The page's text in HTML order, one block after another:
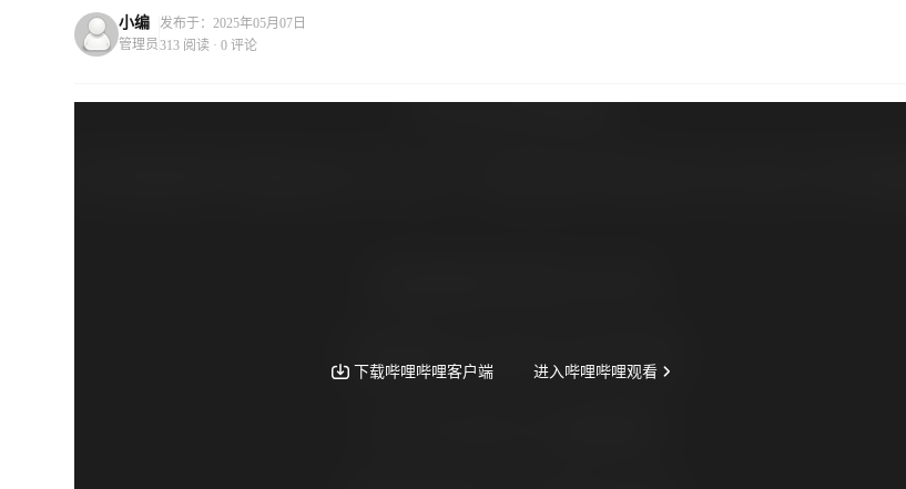
小编
管理员
发布于：2025年05月07日
313 阅读 · 0 评论